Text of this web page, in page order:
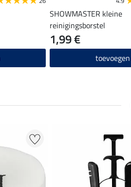
SHOWMASTER kleine
reinigingsborstel
1,99 €
toevoegen